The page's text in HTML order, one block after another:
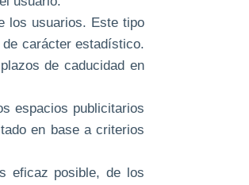
los usuarios. Este tipo
carácter estadístico.
de caducidad en
espacios publicitarios
en base a criterios
eficaz posible, de los